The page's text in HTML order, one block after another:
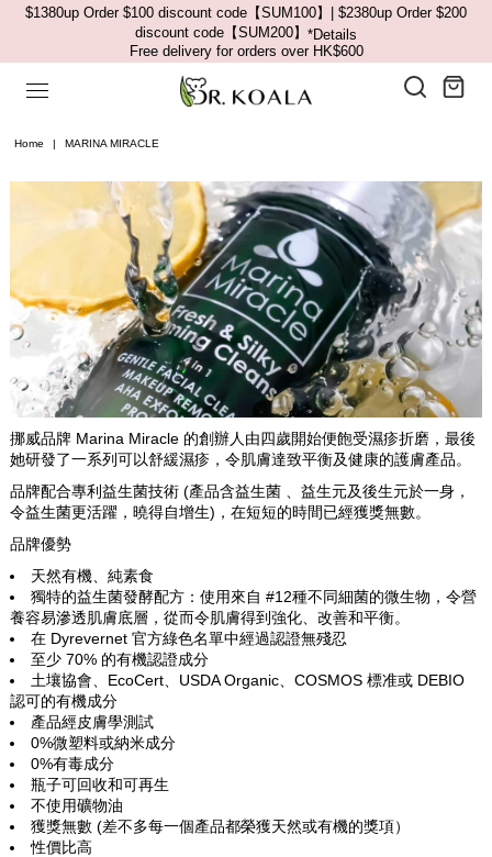
$1380up Order $100 discount code【SUM100】| $2380up Order $200
discount code【SUM200】 *Details
Free delivery for orders over HK$600
Home | MARINA MIRACLE
挪威品牌 Marina Miracle 的創辦人由四歲開始便飽受濕疹折磨，最後
她研發了一系列可以舒緩濕疹，令肌膚達致平衡及健康的護膚產品。
品牌配合專利益生菌技術 (產品含益生菌 、益生元及後生元於一身，
令益生菌更活躍，曉得自增生)，在短短的時間已經獲獎無數。
品牌優勢
天然有機、純素食
獨特的益生菌發酵配方：使用來自 #12種不同細菌的微生物，令營
養容易滲透肌膚底層，從而令肌膚得到強化、改善和平衡。
在 Dyrevernet 官方綠色名單中經過認證無殘忍
至少 70% 的有機認證成分
土壤協會、EcoCert、USDA Organic、COSMOS 標准或 DEBIO
認可的有機成分
產品經皮膚學測試
0%微塑料或納米成分
0%有毒成分
瓶子可回收和可再生
不使用礦物油
獲獎無數 (差不多每一個產品都榮獲天然或有機的獎項）
性價比高